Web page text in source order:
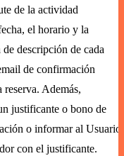
de la actividad
el horario y la
descripción de cada
de confirmación
reserva. Además,
justificante o bono de
o informar al Usuario
con el justificante.